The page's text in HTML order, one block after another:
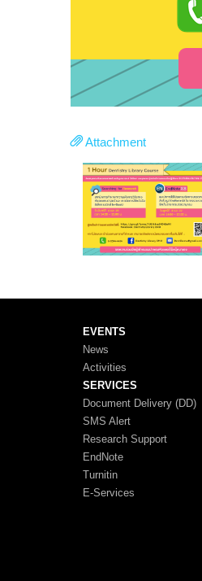
Attachment
EVENTS
News
Activities
SERVICES
Document Delivery (DD)
SMS Alert
Research Support
EndNote
Turnitin
E-Services